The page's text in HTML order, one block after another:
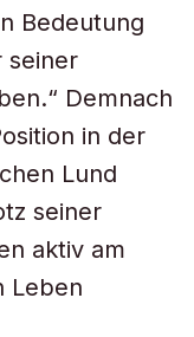
Bedeutung
seiner
Demnach
in der
Lund
seiner
aktiv am
Leben